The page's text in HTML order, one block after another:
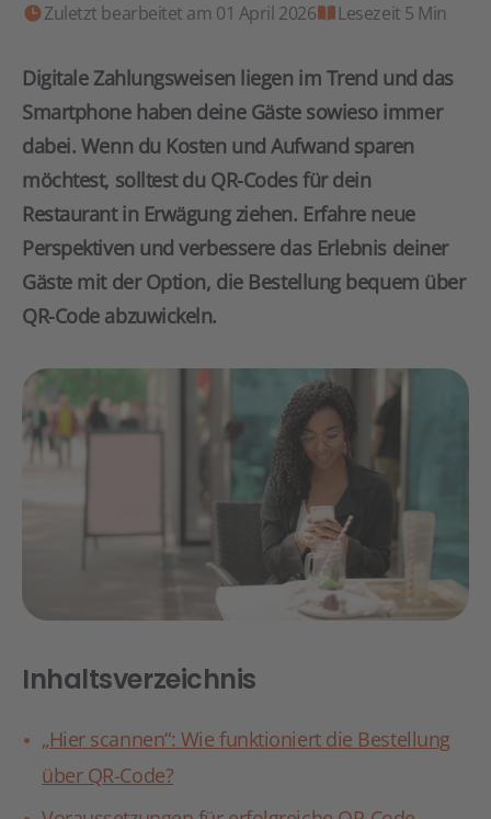
Zuletzt bearbeitet am 01 April 2026
Lesezeit 5 Min
Digitale Zahlungsweisen liegen im Trend und das
Smartphone haben deine Gäste sowieso immer
dabei. Wenn du Kosten und Aufwand sparen
möchtest, solltest du QR-Codes für dein
Restaurant in Erwägung ziehen. Erfahre neue
Perspektiven und verbessere das Erlebnis deiner
Gäste mit der Option, die Bestellung bequem über
QR-Code abzuwickeln.
Inhaltsverzeichnis
„Hier scannen“: Wie funktioniert die Bestellung
über QR-Code?